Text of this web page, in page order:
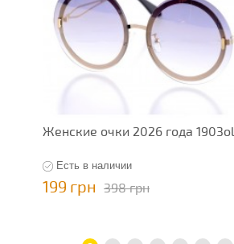
Женские очки 2026 года 1903ol
Есть в наличии
199 грн 398 грн